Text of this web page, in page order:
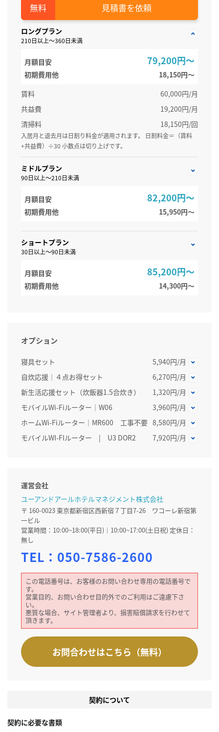
見積書を依頼
ロングプラン
210日以上～360日未満
月額目安 79,200円～
初期費用他
18,150円〜
賃料
60,000円/月
共益費
19,200円/月
清掃料
18,150円/回
入居月と退去月は日割り料金が適用されます。 日割料金＝（賃料
+共益費）÷30 小数点は切り上げです。
ミドルプラン
90日以上～210日未満
月額目安 82,200円～
初期費用他 15,950円〜
ショートプラン
30日以上～90日未満
月額目安 85,200円～
初期費用他 14,300円〜
オプション
寝具セット
5,940円/月
自炊応援｜４点お得セット
6,270円/月
新生活応援セット（炊飯器1.5合炊き）
1,320円/月
モバイルWi-Fiルーター｜W06
3,960円/月
ホームWi-Fiルーター│MR600 工事不要 8,580円/月
モバイルWI-FIルーター | U3 DOR2
7,920円/月
運営会社
ユーアンドアールホテルマネジメント株式会社
〒 160-0023 東京都新宿区西新宿７丁目7-26 ワコーレ新宿第
一ビル
営業時間：10:00~18:00(平日)｜10:00~17:00(土日祝) 定休日：
無し
TEL： 050-7586-2600
この電話番号は、お客様のお問い合わせ専用の電話番号で
す。
営業目的、お問い合わせ目的外でのご利用はご遠慮下さ
い。
悪質な場合、サイト管理者より、損害賠償請求を行わせて
頂きます。
お問合わせはこちら（無料）
契約について
契約に必要な書類